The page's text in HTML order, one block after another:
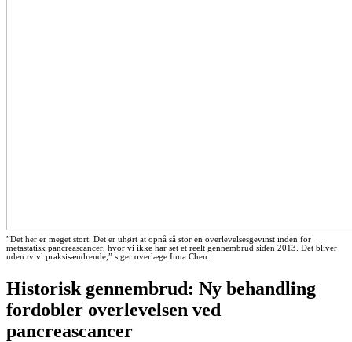
”Det her er meget stort. Det er uhørt at opnå så stor en overlevelsesgevinst inden for
metastatisk pancreascancer, hvor vi ikke har set et reelt gennembrud siden 2013. Det bliver
uden tvivl praksisændrende,” siger overlæge Inna Chen.
Historisk gennembrud: Ny behandling
fordobler overlevelsen ved
pancreascancer